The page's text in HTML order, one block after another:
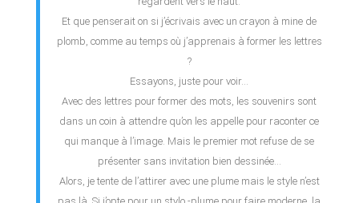
Et que penserait on si j’écrivais avec un crayon à mine de
plomb, comme au temps où j’apprenais à former les lettres
?
Essayons, juste pour voir…
Avec des lettres pour former des mots, les souvenirs sont
dans un coin à attendre qu’on les appelle pour raconter ce
qui manque à l’image. Mais le premier mot refuse de se
présenter sans invitation bien dessinée…
Alors, je tente de l’attirer avec une plume mais le style n’est